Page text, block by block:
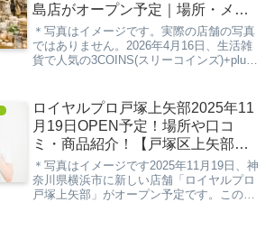
島店がオープン予定｜場所・メニ
ューまとめ
＊写真はイメージです。実際の店舗の写真
ではありません。2026年4月16日、生活雑
貨で人気の3COINS(スリーコインズ)+plus
買い物ついでに立ち寄りやすい立...
ロイヤルプロ戸塚上矢部2025年11
月19日OPEN予定！場所や口コ
ミ・商品紹介！【戸塚区上矢部
町】
＊写真はイメージです2025年11月19日、神
奈川県横浜市に新しい店舗「ロイヤルプロ
戸塚上矢部」がオープン予定です。この新